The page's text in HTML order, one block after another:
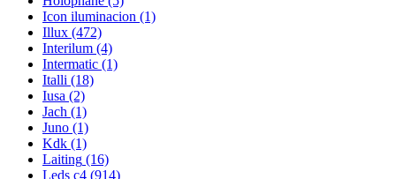
Icon iluminacion (1)
Illux (472)
Interilum (4)
Intermatic (1)
Italli (18)
Iusa (2)
Jach (1)
Juno (1)
Kdk (1)
Laiting (16)
Leds c4 (914)